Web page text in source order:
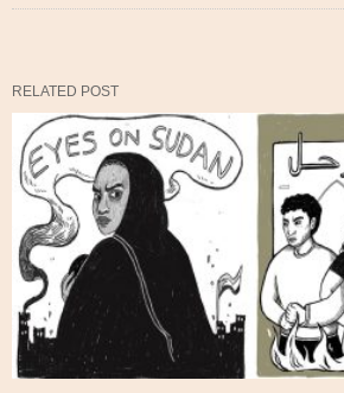
RELATED POST